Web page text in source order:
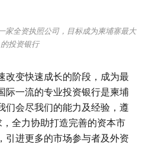
家全资执照公司，目标成为柬埔寨最大
的投资银行
改变快速成长的阶段，成为最
际一流的专业投资银行是柬埔
们会尽我们的能力及经验，遵
全力协助打造完善的资本市
引进更多的市场参与者及外资